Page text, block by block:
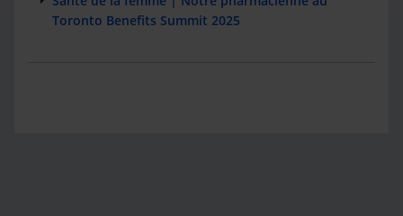
Toronto Benefits Summit 2025